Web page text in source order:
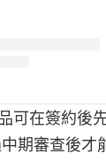
可在簽約後
期審查後才